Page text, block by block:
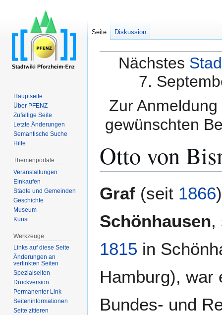
Nächstes
7.
Zur
gewünschten
Otto von
Navigation
Suche
Graf (seit 1866
Schönhausen,
1815 in
Hamburg),
Bundes- und
Seite Diskussion
Hauptseite
Über PFENZ
Zufällige Seite
Letzte Änderungen
Semantische Suche
Hilfe
Themenportale
Veranstaltungen
Einkaufen
Städte und Gemeinden
Geschichte
Museum
Kunst
Werkzeuge
Links auf diese Seite
Änderungen an
verlinkten Seiten
Spezialseiten
Druckversion
Permanenter Link
Seiten­­informationen
Seite zitieren